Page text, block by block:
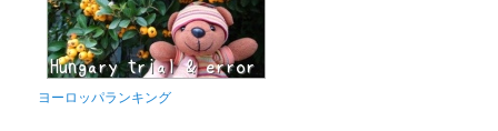
ヨーロッパランキング